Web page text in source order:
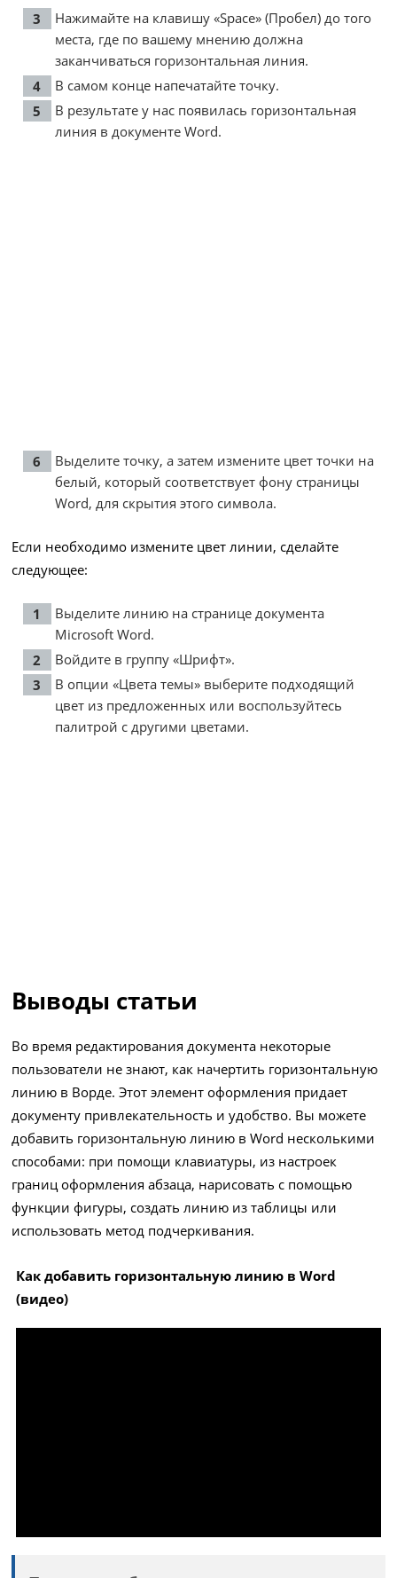
Нажимайте на клавишу «Space» (Пробел) до того
места, где по вашему мнению должна
заканчиваться горизонтальная линия.
В самом конце напечатайте точку.
В результате у нас появилась горизонтальная
линия в документе Word.
Выделите точку, а затем измените цвет точки на
белый, который соответствует фону страницы
Word, для скрытия этого символа.
Если необходимо измените цвет линии, сделайте
следующее:
Выделите линию на странице документа
Microsoft Word.
Войдите в группу «Шрифт».
В опции «Цвета темы» выберите подходящий
цвет из предложенных или воспользуйтесь
палитрой с другими цветами.
Выводы статьи
Во время редактирования документа некоторые
пользователи не знают, как начертить горизонтальную
линию в Ворде. Этот элемент оформления придает
документу привлекательность и удобство. Вы можете
добавить горизонтальную линию в Word несколькими
способами: при помощи клавиатуры, из настроек
границ оформления абзаца, нарисовать с помощью
функции фигуры, создать линию из таблицы или
использовать метод подчеркивания.
Как добавить горизонтальную линию в Word
(видео)